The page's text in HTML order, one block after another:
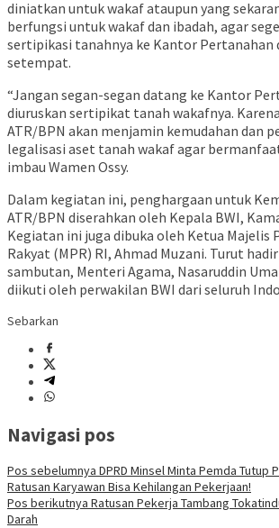
diniatkan untuk wakaf ataupun yang
berfungsi untuk wakaf dan ibadah, agar
sertipikasi tanahnya ke Kantor Pertanahan
setempat.
“Jangan segan-segan datang ke Kantor
diuruskan sertipikat tanah wakafnya.
ATR/BPN akan menjamin kemudahan dan
legalisasi aset tanah wakaf agar
imbau Wamen Ossy.
Dalam kegiatan ini, penghargaan untuk
ATR/BPN diserahkan oleh Kepala BWI,
Kegiatan ini juga dibuka oleh Ketua Majelis
Rakyat (MPR) RI, Ahmad Muzani. Turut
sambutan, Menteri Agama, Nasaruddin
diikuti oleh perwakilan BWI dari seluruh
Sebarkan
Navigasi pos
Pos sebelumnya DPRD Minsel Minta Pemda Tutup
Ratusan Karyawan Bisa Kehilangan Pekerjaan!
Pos berikutnya Ratusan Pekerja Tambang
Darah